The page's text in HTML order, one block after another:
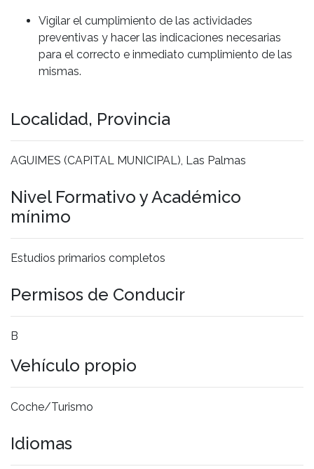
Vigilar el cumplimiento de las actividades
preventivas y hacer las indicaciones necesarias
para el correcto e inmediato cumplimiento de las
mismas.
Localidad, Provincia
AGUIMES (CAPITAL MUNICIPAL), Las Palmas
Nivel Formativo y Académico
mínimo
Estudios primarios completos
Permisos de Conducir
B
Vehículo propio
Coche/Turismo
Idiomas